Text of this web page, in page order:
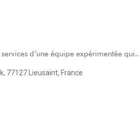
d’une équipe expérimentée qui..
77127 Lieusaint, France